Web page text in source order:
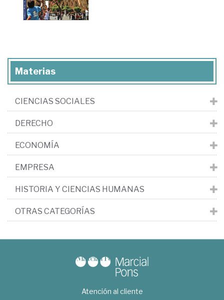
Materias
CIENCIAS SOCIALES
DERECHO
ECONOMÍA
EMPRESA
HISTORIA Y CIENCIAS HUMANAS
OTRAS CATEGORÍAS
Atención al cliente